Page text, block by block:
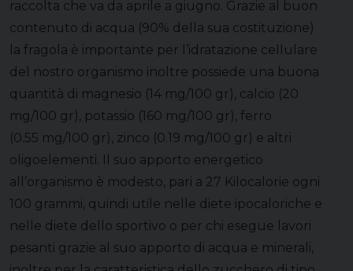
raccolta che va da aprile a giugno. Grazie al buon
contenuto di acqua (90% della sua costituzione)
la fragola è importante per l’idratazione cellulare
del nostro organismo inoltre possiede una buona
quantità di magnesio (14 mg/100 gr), calcio (20
mg/100 gr), potassio (160 mg/100 gr), ferro
(0.55 mg/100 gr), zinco (0.19 mg/100 gr) e altri
oligoelementi. Il suo apporto energetico
all’organismo è modesto, pari a 27 Kilocalorie ogni
100 grammi, quindi utile nelle diete ipocaloriche e
nelle diete dello sportivo o per chi esegue lavori
pesanti grazie al suo apporto di acqua e minerali,